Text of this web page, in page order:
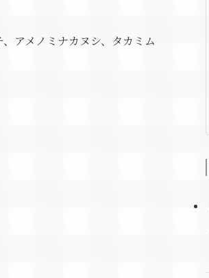
アメノミナカヌシ、タカミム